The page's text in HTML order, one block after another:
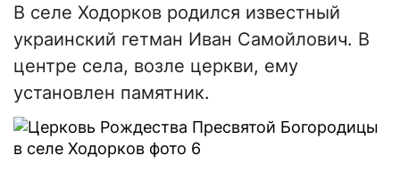
В селе Ходорков родился известный
украинский гетман Иван Самойлович. В
центре села, возле церкви, ему
установлен памятник.